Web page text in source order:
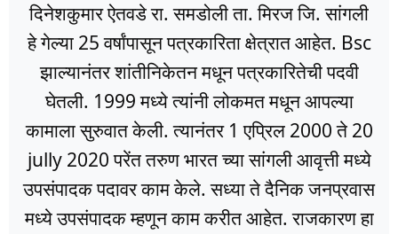
दिनेशकुमार ऐतवडे रा. समडोली ता. मिरज जि. सांगली
हे गेल्या 25 वर्षांपासून पत्रकारिता क्षेत्रात आहेत. Bsc
झाल्यानंतर शांतीनिकेतन मधून पत्रकारितेची पदवी
घेतली. 1999 मध्ये त्यांनी लोकमत मधून आपल्या
कामाला सुरुवात केली. त्यानंतर 1 एप्रिल 2000 ते 20
jully 2020 परेंत तरुण भारत च्या सांगली आवृत्ती मध्ये
उपसंपादक पदावर काम केले. सध्या ते दैनिक जनप्रवास
मध्ये उपसंपादक म्हणून काम करीत आहेत. राजकारण हा